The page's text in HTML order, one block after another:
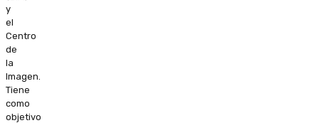
y
el
Centro
de
la
Imagen.
Tiene
como
objetivo